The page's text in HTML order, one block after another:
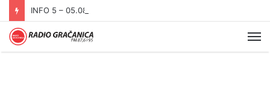
INFO 5 – 05.08.2026